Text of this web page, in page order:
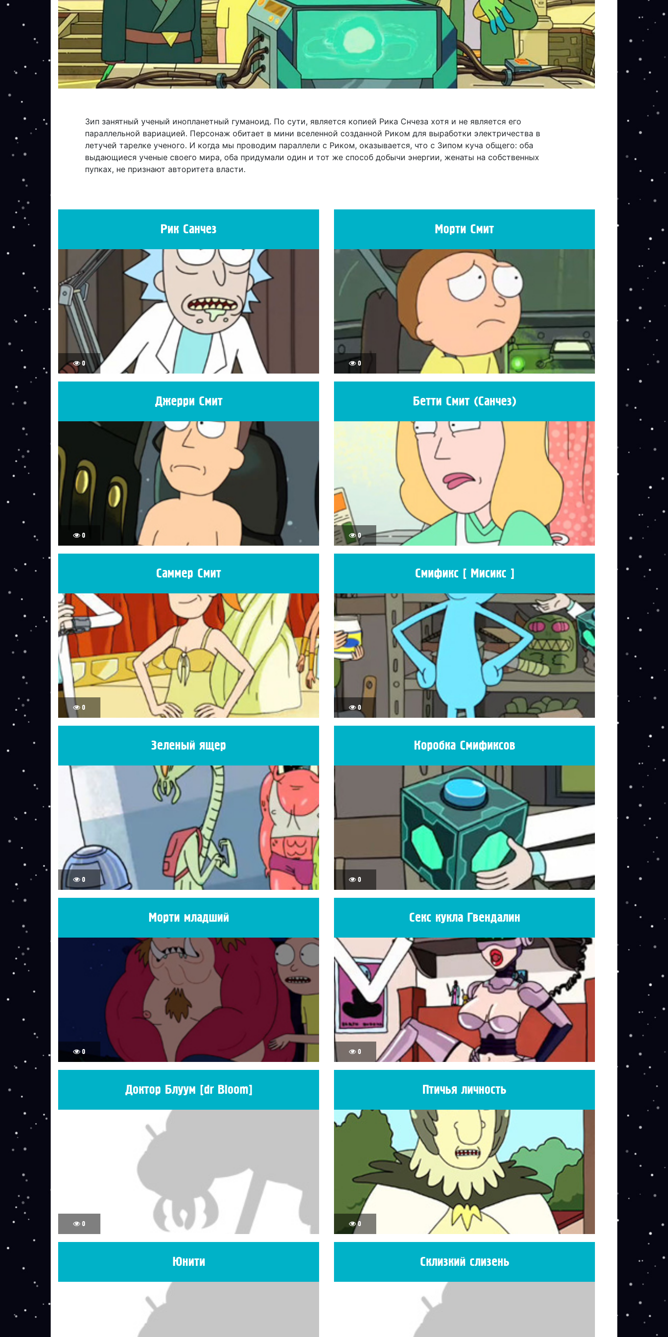
Зип занятный ученый инопланетный гуманоид. По сути, является копией Рика Снчеза хотя и не является его
параллельной вариацией. Персонаж обитает в мини вселенной созданной Риком для выработки электричества в
летучей тарелке ученого. И когда мы проводим параллели с Риком, оказывается, что с Зипом куча общего: оба
выдающиеся ученые своего мира, оба придумали один и тот же способ добычи энергии, женаты на собственных
пупках, не признают авторитета власти.
Рик Санчез
0
Морти Смит
0
Джерри Смит
0
Бетти Смит (Санчез)
0
Саммер Смит
0
Смификс [ Мисикс ]
0
Зеленый ящер
0
Коробка Смификсов
0
Морти младший
0
Секс кукла Гвендалин
0
Доктор Блуум [dr Bloom]
0
Птичья личность
0
Юнити Склизкий слизень